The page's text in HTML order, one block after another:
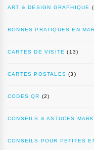
ART & DESIGN GRAPHIQUE
BONNES PRATIQUES EN
CARTES DE VISITE (13)
CARTES POSTALES (3)
CODES QR (2)
CONSEILS & ASTUCES
CONSEILS POUR PETITES